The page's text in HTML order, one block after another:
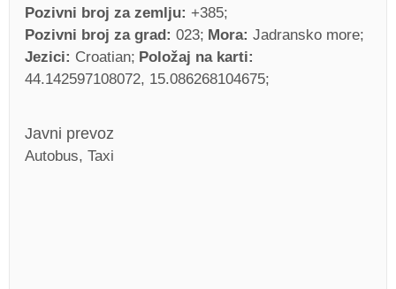
Pozivni broj za zemlju: +385
Pozivni broj za grad: 023 Mora: Jadransko more
Jezici: Croatian Položaj na karti:
44.142597108072, 15.086268104675
Javni prevoz
Autobus, Taxi